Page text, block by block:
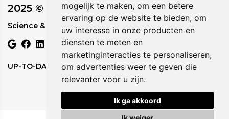
mogelijk te maken, om een betere
ervaring op de website te bieden, om
uw interesse in onze producten en
diensten te meten en
marketinginteracties te personaliseren,
om advertenties weer te geven die
relevanter voor u zijn.
Ik ga akkoord
2025 © Circadia
Science & Nature in Perfect Rhythm.
UP-TO-DATE WebDesign